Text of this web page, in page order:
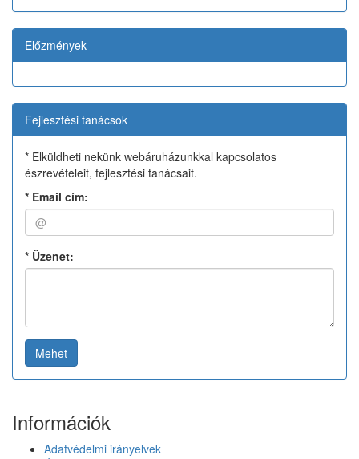
Előzmények
Fejlesztési tanácsok
* Elküldheti nekünk webáruházunkkal kapcsolatos
észrevételeit, fejlesztési tanácsait.
* Email cím:
* Üzenet:
Mehet
Információk
Adatvédelmi irányelvek